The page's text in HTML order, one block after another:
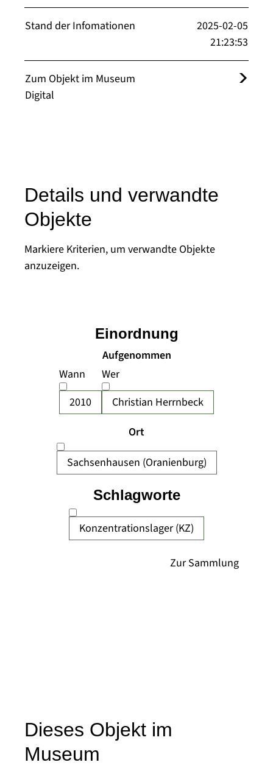
Stand der Infomationen
2025-02-05
21:23:53
Zum Objekt im Museum
Digital
Details und verwandte
Objekte
Markiere Kriterien, um verwandte Objekte
anzuzeigen.
Aufgenommen
Wann
2010
Wer
Christian Herrnbeck
Ort
Sachsenhausen (Oranienburg)
Konzentrationslager (KZ)
Einordnung
Schlagworte
Dieses Objekt im
Museum